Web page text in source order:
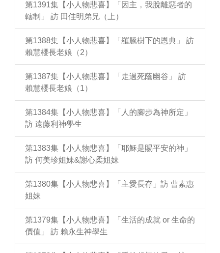
第1391集【小人物悲喜】「因主，我脫離惡者的
轄制」 訪 田佳明弟兄（上）
第1388集【小人物悲喜】「羅騰樹下的恩典」 訪
賴慧櫻長老娘（2）
第1387集【小人物悲喜】「走過死蔭幽谷」 訪
賴慧櫻長老娘（1）
第1384集【小人物悲喜】「人的腳步為神所定」
訪 遠藤利神學生
第1383集【小人物悲喜】「耶穌是賜平安的神」
訪 何美珍姐妹&謝心柔姐妹
第1380集【小人物悲喜】「主愛長存」訪 曹素惠
姐妹
第1379集【小人物悲喜】「生活的成就 or 生命的
價值」 訪 賴永生神學生